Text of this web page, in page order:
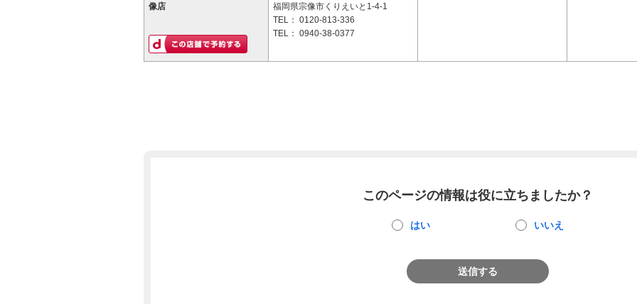
像店
福岡県宗像市くりえいと1-4-1
TEL： 0120-813-336
TEL： 0940-38-0377
このページの情報は役に立ちましたか？
はい いいえ
送信する